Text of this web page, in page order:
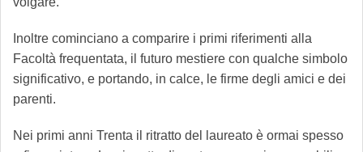
Inoltre cominciano a comparire i primi riferimenti alla
Facoltà frequentata, il futuro mestiere con qualche simbolo
significativo, e portando, in calce, le firme degli amici e dei
parenti.
Nei primi anni Trenta il ritratto del laureato è ormai spesso